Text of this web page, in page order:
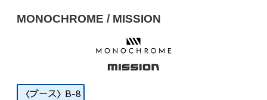
MONOCHROME / MISSION
B-8